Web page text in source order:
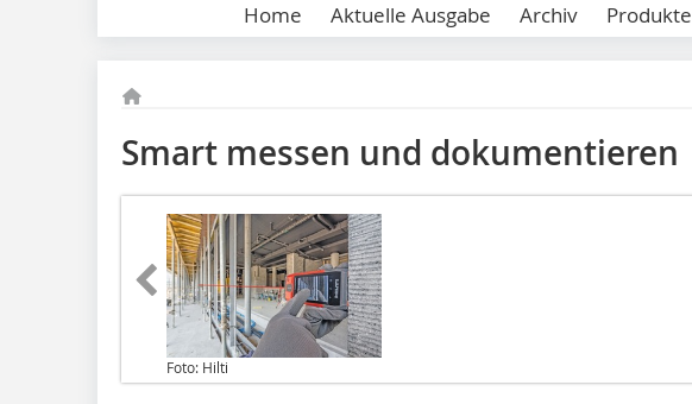
Home Aktuelle Ausgabe Archiv Produkte
Smart messen und dokumentieren
Foto: Hilti